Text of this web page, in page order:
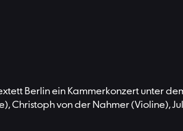
Berlin ein Kammerkonzert unter
Christoph von der Nahmer